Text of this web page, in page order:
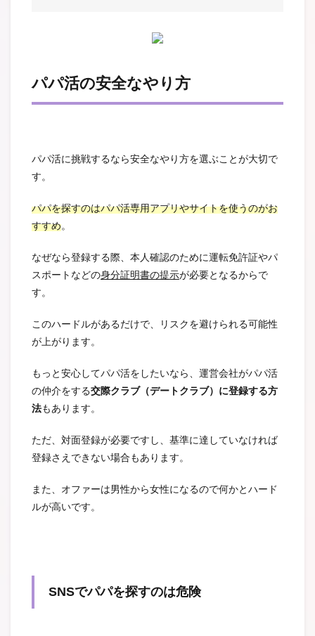
パパ活の安全なやり方
パパ活に挑戦するなら安全なやり方を選ぶことが大切で
す。
パパを探すのはパパ活専用アプリやサイトを使うのがお
すすめ。
なぜなら登録する際、本人確認のために運転免許証やパ
スポートなどの身分証明書の提示が必要となるからで
す。
このハードルがあるだけで、リスクを避けられる可能性
が上がります。
もっと安心してパパ活をしたいなら、運営会社がパパ活
の仲介をする交際クラブ（デートクラブ）に登録する方
法もあります。
ただ、対面登録が必要ですし、基準に達していなければ
登録さえできない場合もあります。
また、オファーは男性から女性になるので何かとハード
ルが高いです。
SNSでパパを探すのは危険